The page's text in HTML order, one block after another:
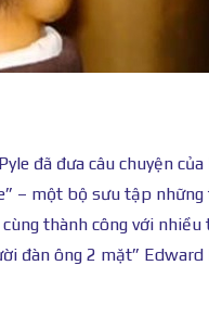
đã đưa câu chuyện
– một bộ sưu tập
thành công với
đàn ông 2 mặt”